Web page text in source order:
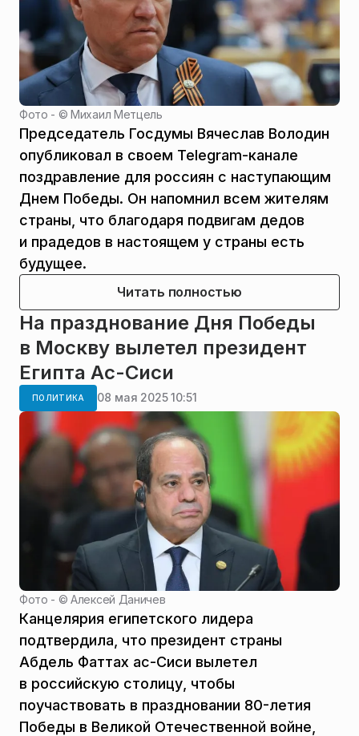
Фото - ©Михаил Метцель
Председатель Госдумы Вячеслав Володин
опубликовал в своем Telegram-канале
поздравление для россиян с наступающим
Днем Победы. Он напомнил всем жителям
страны, что благодаря подвигам дедов
и прадедов в настоящем у страны есть
будущее.
Читать полностью
На празднование Дня Победы
в Москву вылетел президент
Египта Ас-Сиси
ПОЛИТИКА 08 мая 2025 10:51
Фото - ©Алексей Даничев
Канцелярия египетского лидера
подтвердила, что президент страны
Абдель Фаттах ас-Сиси вылетел
в российскую столицу, чтобы
поучаствовать в праздновании 80-летия
Победы в Великой Отечественной войне,